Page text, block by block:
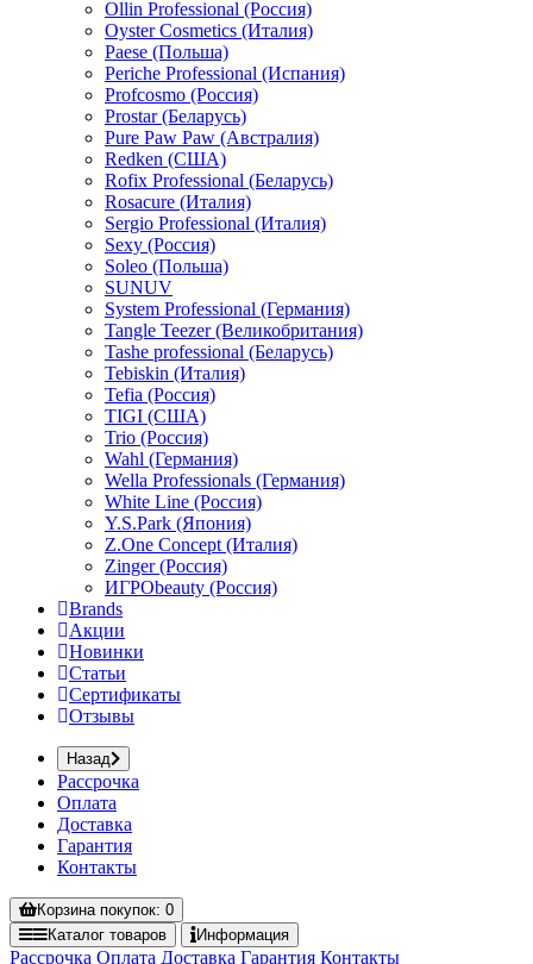
Ollin Professional (Россия)
Oyster Cosmetics (Италия)
Paese (Польша)
Periche Professional (Испания)
Profcosmo (Россия)
Prostar (Беларусь)
Pure Paw Paw (Австралия)
Redken (США)
Rofix Professional (Беларусь)
Rosacure (Италия)
Sergio Professional (Италия)
Sexy (Россия)
Soleo (Польша)
SUNUV
System Professional (Германия)
Tangle Teezer (Великобритания)
Tashe professional (Беларусь)
Tebiskin (Италия)
Tefia (Россия)
TIGI (США)
Trio (Россия)
Wahl (Германия)
Wella Professionals (Германия)
White Line (Россия)
Y.S.Park (Япония)
Z.One Concept (Италия)
Zinger (Россия)
ИГРОbeauty (Россия)
Brands
Акции
Новинки
Статьи
Сертификаты
Отзывы
Назад
Рассрочка
Оплата
Доставка
Гарантия
Контакты
Корзинапокупок: 0
Каталог товаров Информация
Рассрочка Оплата Доставка Гарантия Контакты